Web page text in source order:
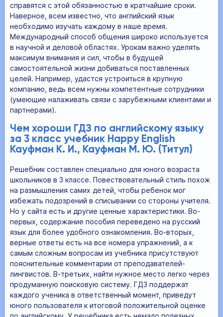
справятся с этой обязанностью в кратчайшие сроки.
Наверное, всем известно, что английский язык
необходимо изучать каждому в наше время.
Международный способ общения широко используется
в научной и деловой областях. Урокам важно уделять
максимум внимания и сил, чтобы в будущей
самостоятельной жизни добиваться поставленных
целей. Например, удастся устроиться в крупную
компанию, ведь всем нужны компетентные сотрудники
(умеющие налаживать связи с зарубежными клиентами и
партнерами).
Чем хороши ГДЗ по английскому языку
за 3 класс учебник Happy English
Кауфман К. И., Кауфман М. Ю. (Титул)
Решебник составлен специально для юного возраста
школьников в 3 классе. Повествовательный стиль похож
на размышления самих детей, чтобы ребенок мог
избежать подозрений в списывании со стороны учителя.
Но у сайта есть и другие ценные характеристики. Во-
первых, содержание пособия переведено на русский
язык для более удобного ознакомления. Во-вторых,
верные ответы есть на все номера упражнений, а к
самым сложным вопросам из учебника присутствуют
пояснительные комментарии от преподавателей-
лингвистов. В-третьих, найти нужное место легко через
продуманную поисковую систему. ГДЗ поддержат
каждого ученика в ответственный момент, приведут
юного пользователя к итоговой положительной оценке